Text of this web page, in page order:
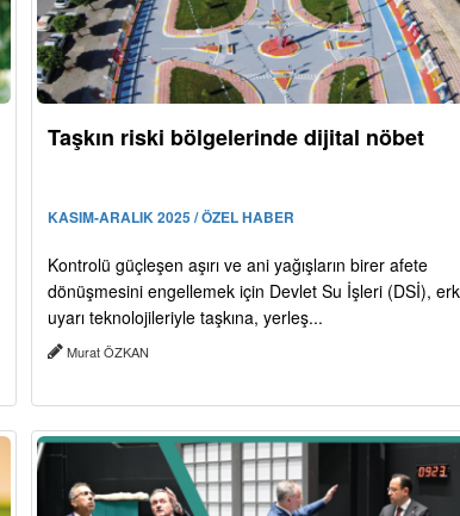
Taşkın riski bölgelerinde dijital nöbet
KASIM-ARALIK 2025 / ÖZEL HABER
Kontrolü güçleşen aşırı ve ani yağışların birer afete
dönüşmesini engellemek için Devlet Su İşleri (DSİ),
uyarı teknolojileriyle taşkına, yerleş...
Murat ÖZKAN